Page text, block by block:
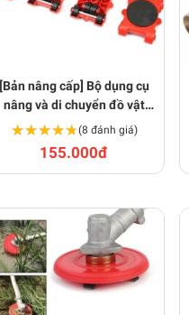
[Bản nâng cấp] Bộ dụng cụ
nâng và di chuyển đồ vật
nặng đa năng S149
★★★★★
★★★★★(8 đánh giá)
155.000đ